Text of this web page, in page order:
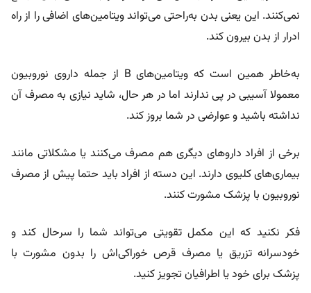
نمی‌کنند. این یعنی بدن به‌راحتی می‌تواند ویتامین‌های اضافی را از راه
ادرار از بدن بیرون کند.
به‌خاطر همین است که ویتامین‌های B از جمله داروی نوروبیون
معمولا آسیبی در پی ندارند اما در هر حال، شاید نیازی به مصرف آن
نداشته باشید و عوارضی در شما بروز کند.
برخی از افراد داروهای دیگری هم مصرف می‌کنند یا مشکلاتی مانند
بیماری‌های کلیوی دارند. این دسته از افراد باید حتما پیش از مصرف
نوروبیون با پزشک مشورت کنند.
فکر نکنید که این مکمل تقویتی می‌تواند شما را سرحال کند و
خودسرانه تزریق یا مصرف قرص خوراکی‌اش را بدون مشورت با
پزشک برای خود یا اطرافیان تجویز کنید.